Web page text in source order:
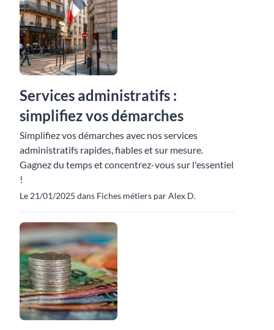
Services administratifs :
simplifiez vos démarches
Simplifiez vos démarches avec nos services
administratifs rapides, fiables et sur mesure.
Gagnez du temps et concentrez-vous sur l'essentiel
!
Le 21/01/2025 dans Fiches métiers par Alex D.